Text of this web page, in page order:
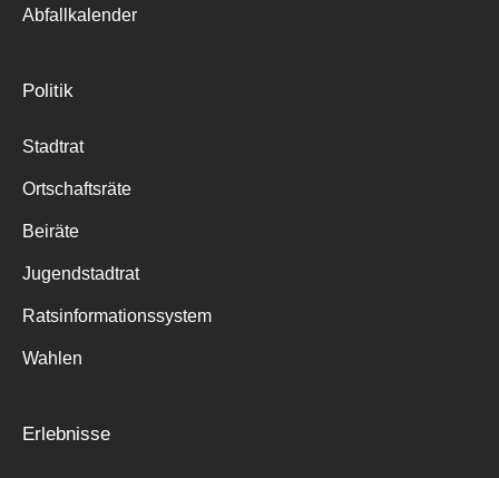
Abfallkalender
Politik
Stadtrat
Ortschaftsräte
Beiräte
Jugendstadtrat
Ratsinformationssystem
Wahlen
Erlebnisse